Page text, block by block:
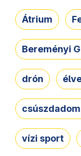
Átrium
Bereményi
drón
vízi sport